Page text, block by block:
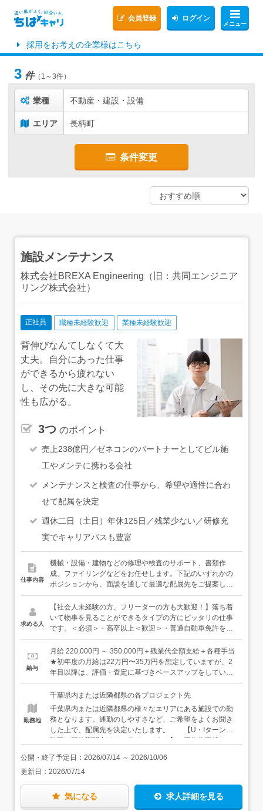
メニュー
会員登録 ログイン
採用をお考えの企業様はこちら
3 件（1～3件）
業種 不動産・建設・設備
エリア 長柄町
条件変更
施設メンテナンス
株式会社BREXA Engineering（旧：共同エンジニア
リング株式会社）
正社員 職種未経験歓迎 業種未経験歓迎
背伸びなんてしなくて大
丈夫。自分にあった仕事
ができるから疲れない
し、その先に大きな可能
性も広がる。
3つ のポイント
売上238億円／ゼネコンのパートナーとしてビル施
工やメンテに携わる会社
メンテナンスと検査の仕事から、希望や適性に合わ
せて配属を決定
週休二日（土日）年休125日／残業少ない／研修充
実でキャリアパスも豊富
仕事内容
機械・設備・建物などの修理や検査のサポート、書類作
成、ファイリングなどをお任せします。下記のいずれかの
ポジションから、面談を通して最適な配属先をご提案しま
す。いずれのポジションも、簡単な業務から少しずつお任
せします。プラント施設の「いつも通り」を保つサポート
役と、プラント施設が問題なく稼働できるかチェックする
検査役のふたつがあります。＜オペレーション・メンテナ
巡回・点検業務、メンテナンスの手配、制御室での運転監
視、書類作成などを通じて、機械・設備の安定稼働を実現
する仕事です。日々の定期点検を終え、問題がなければ見
ていますので、機械に詳しくない方や電気の知識がない方
でも安心してチャレンジできます。＜検査＞検査の方に
は、建物や機械の非破壊検査や修理、書類作成などをお任
せします。非破壊検査とは、対象物を壊したり傷つけたり
することなく、その内部の欠陥や構造を調査すること。こ
ちらもチェックシートがありますので、未経験の方でも安
心です。【研修について】入社後は約1ヶ月の導入研修を
実施します。その後は、配属先でのOJT研修に移行し、実
際の業務を学んでいきます。もちろん教育担当となる先輩
社員が、皆さんの成長をイチからサポートしていきますの
で、安心してください！【ひとり立ち後は…】一通り業務
を覚えた後は、資格取得にもチャレンジしていきましょ
求める人
【社会人未経験の方、フリーターの方も大歓迎！】落ち着
いて物事を見ることができるタイプの方にピッタリの仕事
です。＜必須＞・高卒以上＜歓迎＞・普通自動車免許をお
持ちの方（AT限定でOK）・落ち着いて物事を見ることが
できる方・コツコツ仕事して、自分のペースで成長してい
きたい方居酒屋スタッフ・アミューズメント店のホールス
タッフ・清掃スタッフなどなど、様々な前職の先輩たち
れる安定したスキルを身につけています。豊富な育成ノウ
応援します！
給与
月給 220,000円 ～ 350,000円＋残業代全額支給＋各種手当
★初年度の月給は22万円〜35万円を想定していますが、2
年目以降は、評価・査定に基づきベースアップをしていき
ます。【年収例】年収450万円：30歳／未経験入社4年目
（賞与・残業代・資格手当・各種手当含む）
勤務地
千葉県内または近隣都県の各プロジェクト先
千葉県内または近隣都県の様々なエリアにある施設での勤
務となります。通勤のしやすさなど、ご希望をよくお聞き
した上で、配属先を決定いたします。 【U・Iターン大
歓迎／研修期間中はオンラインです！】 研修終了後は、
きの単身用社宅有】 お住まいから通勤が難しい方は、家
具・家電付きの単身用社宅を利用することもできます。初
期費用や引越費用を会社が負担するうえ、家賃半額補助
（地域別に上限あり）もあるので、最小限の出費に抑え
て、新しい仕事・新しい生活を始められます。
公開・終了予定日： 2026/07/14 ～ 2026/10/06
更新日： 2026/07/14
気になる 求人詳細を見る